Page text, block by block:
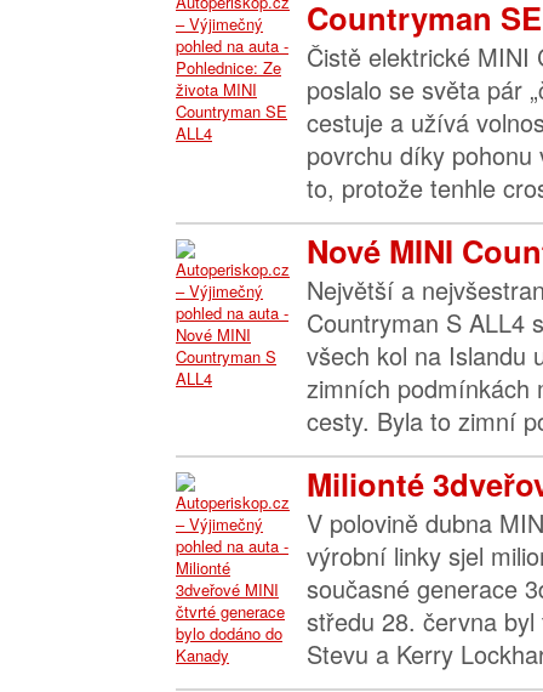
Countryman
Čistě elektrické MINI
poslalo se světa pár
cestuje a užívá
povrchu díky
to, protože tenhle
Nové MINI
Největší a
Countryman S ALL4
všech kol na Islandu
zimních podmínkách
cesty. Byla to zimní
Milionté
V polovině dubna
výrobní linky sjel
současné generace
středu 28. června
Stevu a Kerry